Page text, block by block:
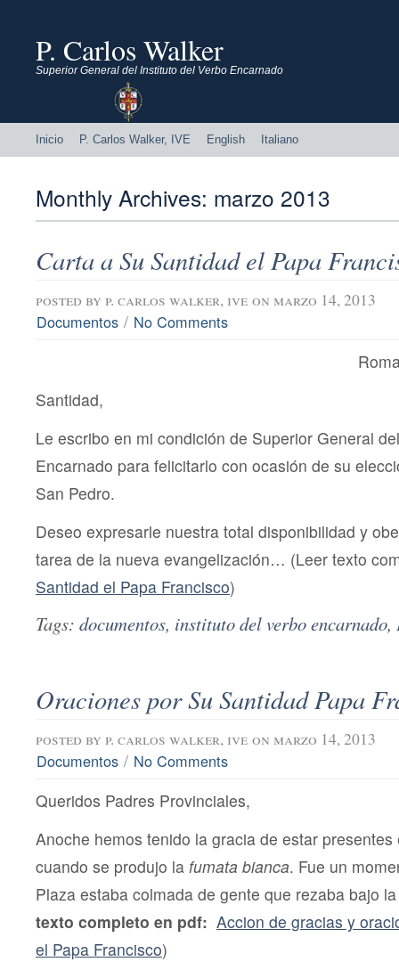
P. Carlos Walker
Superior General del Instituto del Verbo Encarnado
Inicio P. Carlos Walker, IVE English Italiano
Monthly Archives: marzo 2013
Carta a Su Santidad el Papa
posted by p. carlos walker, ive on marzo 14, 2013
Documentos / No Comments
Santidad,
Le escribo en mi condición de Superior General
Encarnado para felicitarlo con ocasión de su
San Pedro.
Deseo expresarle nuestra total disponibilidad y
tarea de la nueva evangelización… (Leer texto
Santidad el Papa Francisco)
Tags: documentos, instituto del verbo encarnado,
Oraciones por Su Santidad Papa
posted by p. carlos walker, ive on marzo 14, 2013
Documentos / No Comments
Queridos Padres Provinciales,
Anoche hemos tenido la gracia de estar
cuando se produjo la fumata bianca. Fue un
Plaza estaba colmada de gente que rezaba bajo
texto completo en pdf: Accion de gracias y
el Papa Francisco)